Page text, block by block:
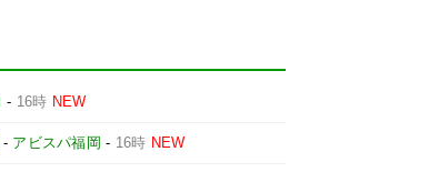
- 16時 NEW
- アビスパ福岡 - 16時 NEW